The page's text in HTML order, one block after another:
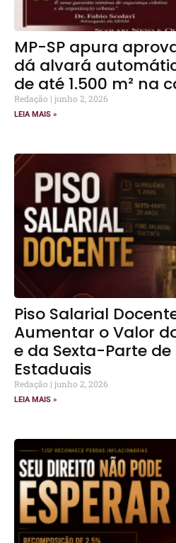
MP-SP apura
dá alvará
de até 1.500 m² na
Redação junho 2, 2026
LEIA MAIS »
Piso Salarial
Aumentar o Valor
e da Sexta-Parte de
Estaduais
Redação junho 2, 2026
LEIA MAIS »